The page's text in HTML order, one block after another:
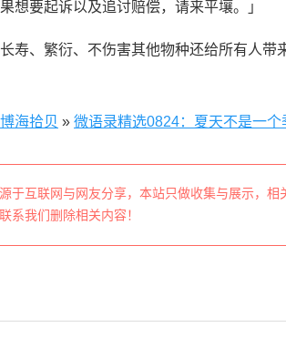
想要起诉以及追讨赔偿，请来平壤。」
寿、繁衍、不伤害其他物种还给所有人带
博海拾贝 » 微语录精选0824：夏天不是一
于互联网与网友分享，本站只做收集与展示，相
系我们删除相关内容！